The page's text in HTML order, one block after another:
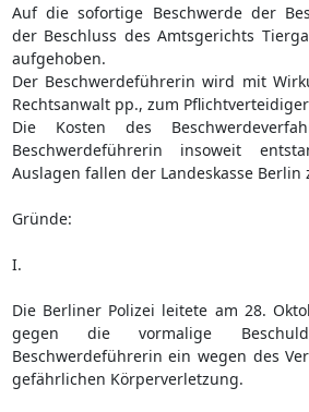
Auf die sofortige Beschwerde der
der Beschluss des Amtsgerichts
aufgehoben.
Der Beschwerdeführerin wird mit
Rechtsanwalt pp., zum
Die Kosten des
Beschwerdeführerin insoweit
Auslagen fallen der Landeskasse Berlin
Gründe:
I.
Die Berliner Polizei leitete am 28.
gegen die vormalige
Beschwerdeführerin ein wegen des
gefährlichen Körperverletzung.